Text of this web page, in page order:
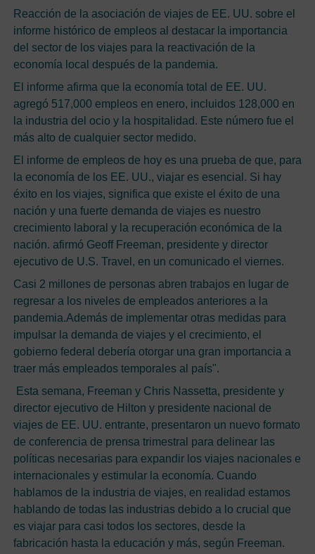
Reacción de la asociación de viajes de EE. UU. sobre el
informe histórico de empleos al destacar la importancia
del sector de los viajes para la reactivación de la
economía local después de la pandemia.
El informe afirma que la economía total de EE. UU.
agregó 517,000 empleos en enero, incluidos 128,000 en
la industria del ocio y la hospitalidad. Este número fue el
más alto de cualquier sector medido.
El informe de empleos de hoy es una prueba de que, para
la economía de los EE. UU., viajar es esencial. Si hay
éxito en los viajes, significa que existe el éxito de una
nación y una fuerte demanda de viajes es nuestro
crecimiento laboral y la recuperación económica de la
nación. afirmó Geoff Freeman, presidente y director
ejecutivo de U.S. Travel, en un comunicado el viernes.
Casi 2 millones de personas abren trabajos en lugar de
regresar a los niveles de empleados anteriores a la
pandemia.Además de implementar otras medidas para
impulsar la demanda de viajes y el crecimiento, el
gobierno federal debería otorgar una gran importancia a
traer más empleados temporales al país".
Esta semana, Freeman y Chris Nassetta, presidente y
director ejecutivo de Hilton y presidente nacional de
viajes de EE. UU. entrante, presentaron un nuevo formato
de conferencia de prensa trimestral para delinear las
políticas necesarias para expandir los viajes nacionales e
internacionales y estimular la economía. Cuando
hablamos de la industria de viajes, en realidad estamos
hablando de todas las industrias debido a lo crucial que
es viajar para casi todos los sectores, desde la
fabricación hasta la educación y más, según Freeman.